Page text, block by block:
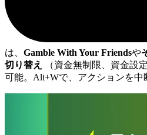
は、 Gamble With Your Friendsや
切り替え
（資金無制限、資金設
可能。Alt+Wで、アクションを中